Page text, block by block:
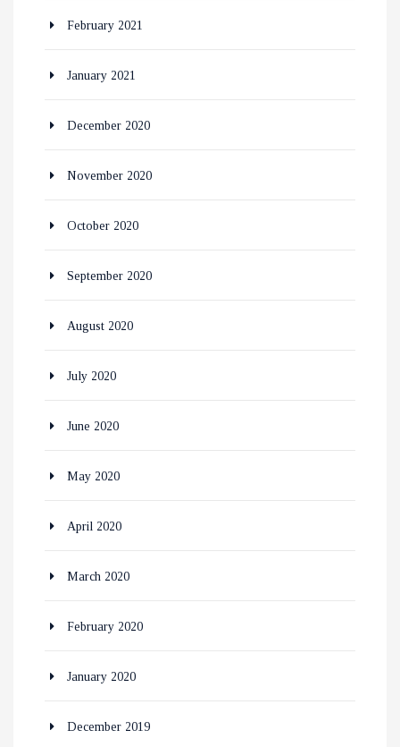
February 2021
January 2021
December 2020
November 2020
October 2020
September 2020
August 2020
July 2020
June 2020
May 2020
April 2020
March 2020
February 2020
January 2020
December 2019